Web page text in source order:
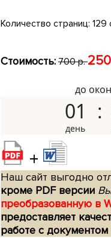
Количество страниц: 129
Стоимость: 700 р.
до
01
+
Наш сайт выгодно
кроме PDF версии
преобразованную в
предоставляет
работе с документом